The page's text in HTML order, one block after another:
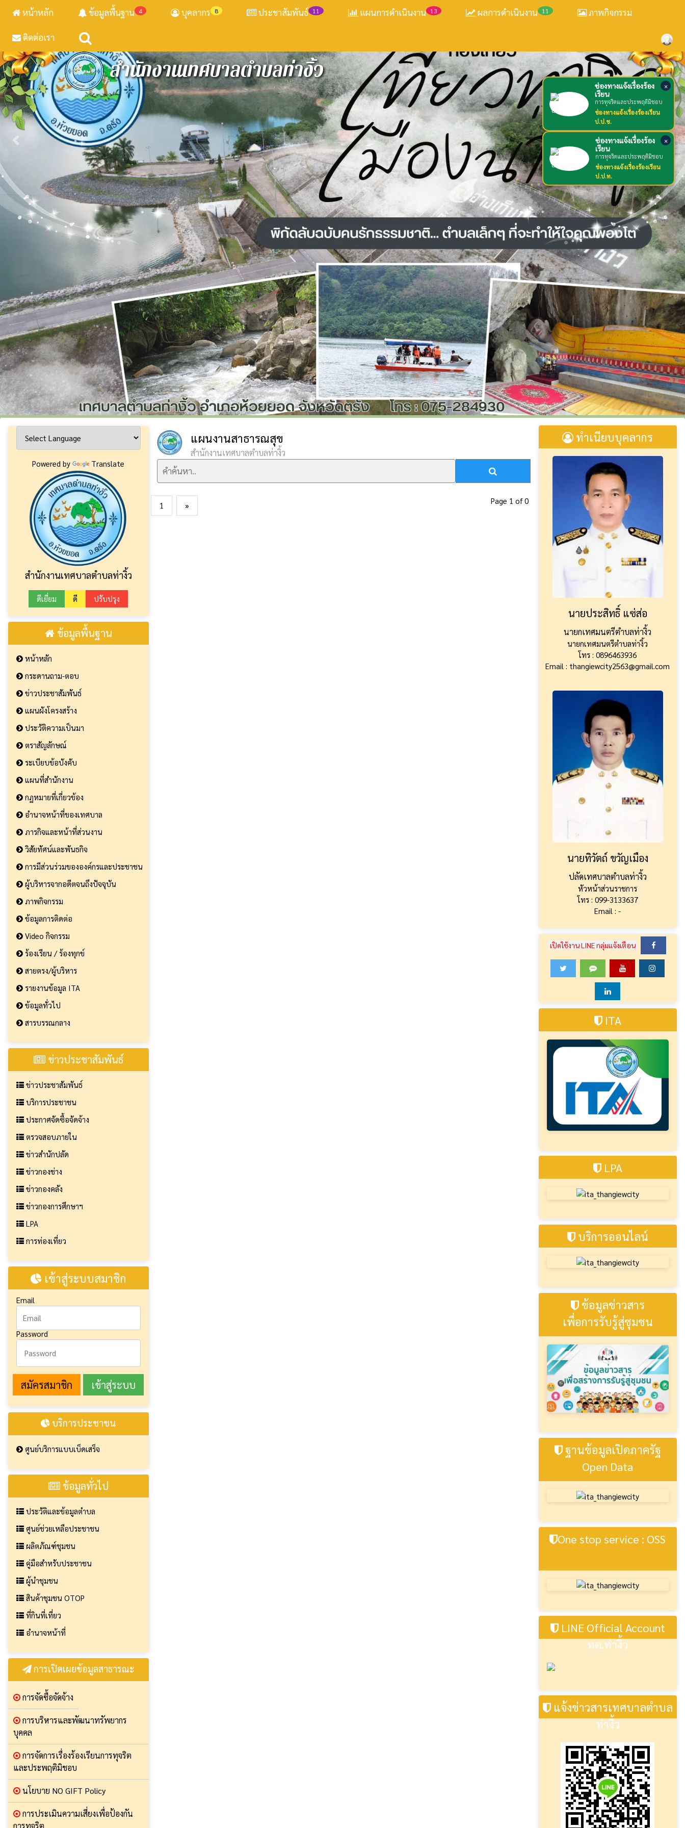
หน้าหลัก 4
ข้อมูลพื้นฐาน 8
บุคลากร 11
ประชาสัมพันธ์ 13
แผนการดำเนินงาน 11
ผลการดำเนินงาน ภาพกิจกรรม
ติดต่อเรา
สำนักงานเทศบาลตำบลท่างิ้ว
Powered by Translate
สำนักงานเทศบาลตำบลท่างิ้ว
ดีเยี่ยม ดี ปรับปรุง
ข้อมูลพื้นฐาน
หน้าหลัก
กระดานถาม-ตอบ
ข่าวประชาสัมพันธ์
แผนผังโครงสร้าง
ประวัติความเป็นมา
ตราสัญลักษณ์
ระเบียบข้อบังคับ
แผนที่สำนักงาน
กฏหมายที่เกี่ยวข้อง
อำนาจหน้าที่ของเทศบาล
ภารกิจและหน้าที่ส่วนงาน
วิสัยทัศน์และพันธกิจ
การมีส่วนร่วมขององค์กรและประชาชน
ผู้บริหารจากอดีตจนถึงปัจจุบัน
ภาพกิจกรรม
ข้อมูลการติดต่อ
Video กิจกรรม
ร้องเรียน / ร้องทุกข์
สายตรง/ผู้บริหาร
รายงานข้อมูล ITA
ข้อมูลทั่วไป
สารบรรณกลาง
ข่าวประชาสัมพันธ์
ข่าวประชาสัมพันธ์
บริการประชาชน
ประกาศจัดซื้อจัดจ้าง
ตรวจสอบภายใน
ข่าวสำนักปลัด
ข่าวกองช่าง
ข่าวกองคลัง
ข่าวกองการศึกษาฯ
LPA
การท่องเที่ยว
เข้าสู่ระบบสมาชิก
Email
Password
สมัครสมาชิก
บริการประชาชน
ศูนย์บริการแบบเบ็ดเสร็จ
ข้อมูลทั่วไป
ประวัติและข้อมูลตำบล
ศูนย์ช่วยเหลือประชาชน
ผลิตภัณฑ์ชุมชน
คู่มือสำหรับประชาชน
ผู้นำชุมชน
สินค้าชุมชน OTOP
ที่กินที่เที่ยว
อำนาจหน้าที่
การเปิดเผยข้อมูลสาธารณะ
การจัดซื้อจัดจ้าง
การบริหารและพัฒนาทรัพยากร
บุคคล
การจัดการเรื่องร้องเรียนการทุจริต
และประพฤติมิชอบ
นโยบาย NO GIFT Policy
การประเมินความเสี่ยงเพื่อป้องกัน
การทุจริต
แผนงานสาธารณสุข
สำนักงานเทศบาลตำบลท่างิ้ว
1 » Page 1 of 0
ทำเนียบบุคลากร
นายประสิทธิ์ แซ่ส่อ
นายกเทศมนตรีตำบลท่างิ้ว
นายกเทศมนตรีตำบลท่างิ้ว
โทร : 0896463936
Email : thangiewcity2563@gmail.com
นายทิวัตถ์ ขวัญเมือง
ปลัดเทศบาลตำบลท่างิ้ว
หัวหน้าส่วนราชการ
โทร : 099-3133637
Email : -
เปิดใช้งาน LINE กลุ่มแจ้งเตือน
ITA
LPA
บริการออนไลน์
ข้อมูลข่าวสาร
เพื่อการรับรู้สู่ชุมชน
ฐานข้อมูลเปิดภาครัฐ
Open Data
One stop service : OSS
LINE Official Account
ทต.ท่างิ้ว
แจ้งข่าวสารเทศบาลตำบล
ท่างิ้ว
×
ช่องทางแจ้งเรื่องร้อง
เรียน
การทุจริตและประพฤติมิชอบ
ช่องทางแจ้งเรื่องร้องเรียน
ป.ป.ช.
×
ช่องทางแจ้งเรื่องร้อง
เรียน
การทุจริตและประพฤติมิชอบ
ช่องทางแจ้งเรื่องร้องเรียน
ป.ป.ท.